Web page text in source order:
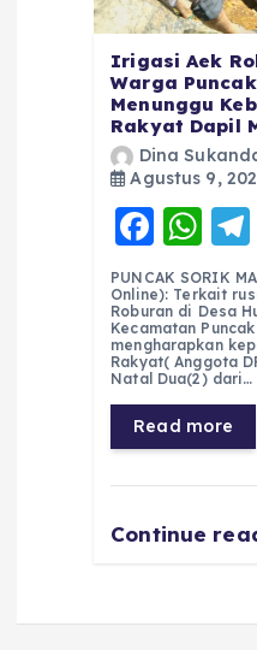
Irigasi Aek
Warga
Menunggu
Rakyat Dapil
Dina
Agustus 9,
F
a
c
e
b
o
o
k
W
h
a
ts
A
p
p
a
PUNCAK SORIK
Online): Terkait
Roburan di Desa
Kecamatan
mengharapkan
Rakyat( Anggota
Natal Dua(2) dari…
Read more
Continue